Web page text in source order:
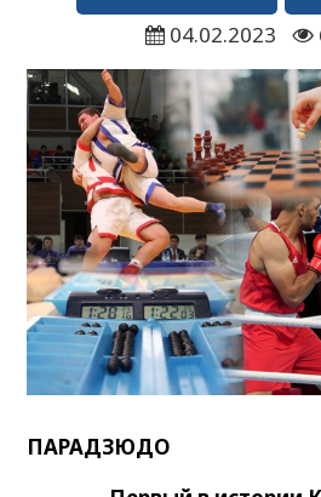
04.02.2023
ПАРАДЗЮДО